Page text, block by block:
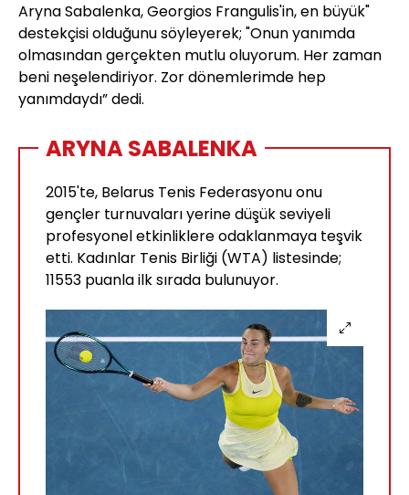
Aryna Sabalenka, Georgios Frangulis'in, en büyük"
destekçisi olduğunu söyleyerek; "Onun yanımda
olmasından gerçekten mutlu oluyorum. Her zaman
beni neşelendiriyor. Zor dönemlerimde hep
yanımdaydı” dedi.
ARYNA SABALENKA
2015'te, Belarus Tenis Federasyonu onu
gençler turnuvaları yerine düşük seviyeli
profesyonel etkinliklere odaklanmaya teşvik
etti. Kadınlar Tenis Birliği (WTA) listesinde;
11553 puanla ilk sırada bulunuyor.